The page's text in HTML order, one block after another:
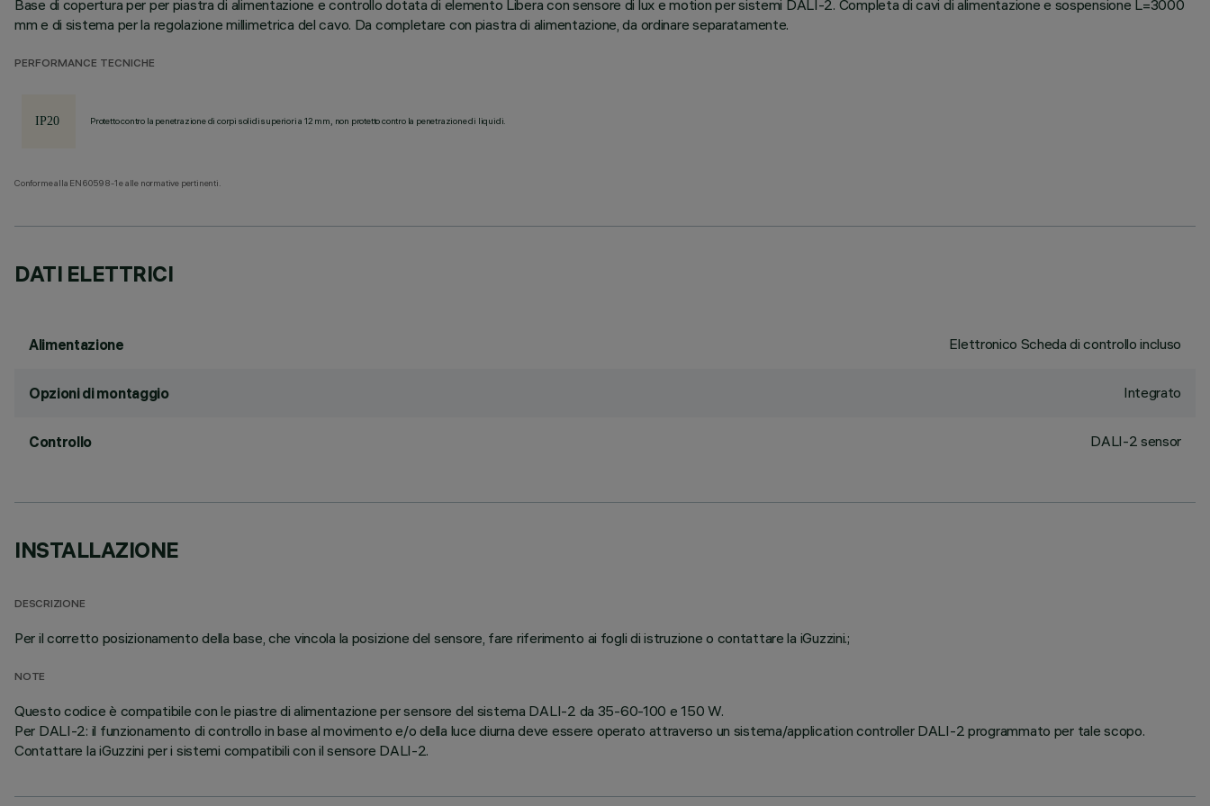
Base di copertura per per piastra di alimentazione e controllo dotata di elemento Libera con sensore di lux e motion per sistemi DALI-2. Completa di cavi di alimentazione e sospensione L=3000
mm e di sistema per la regolazione millimetrica del cavo. Da completare con piastra di alimentazione, da ordinare separatamente.
PERFORMANCE TECNICHE
Protetto contro la penetrazione di corpi solidi superiori a 12 mm, non protetto contro la penetrazione di liquidi.
Conforme alla EN60598-1 e alle normative pertinenti.
DATI ELETTRICI
Alimentazione Elettronico Scheda di controllo incluso
Opzioni di montaggio Integrato
Controllo DALI-2 sensor
INSTALLAZIONE
DESCRIZIONE
Per il corretto posizionamento della base, che vincola la posizione del sensore, fare riferimento ai fogli di istruzione o contattare la iGuzzini.;
NOTE
Questo codice è compatibile con le piastre di alimentazione per sensore del sistema DALI-2 da 35-60-100 e 150 W.
Per DALI-2: il funzionamento di controllo in base al movimento e/o della luce diurna deve essere operato attraverso un sistema/application controller DALI-2 programmato per tale scopo.
Contattare la iGuzzini per i sistemi compatibili con il sensore DALI-2.